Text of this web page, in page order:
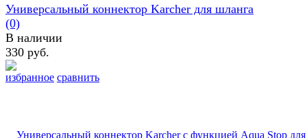
избранное сравнить
Универсальный коннектор Karcher для шланга
(0)
В наличии
330 руб.